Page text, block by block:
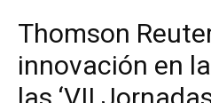
Thomson
innovación en